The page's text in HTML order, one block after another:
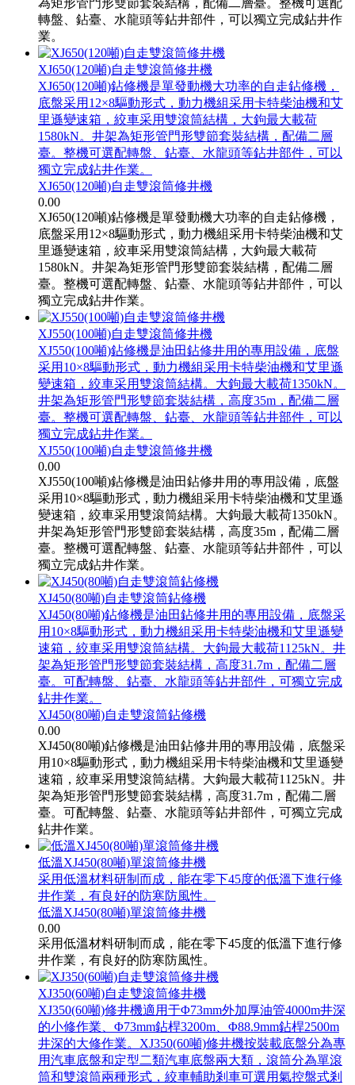
轉盤、鉆臺、水龍頭等鉆井部件，可以獨立完成鉆井作
業。
XJ650(120噸)自走雙滾筒修井機
XJ650(120噸)鉆修機是單發動機大功率的自走鉆修機，
底盤采用12×8驅動形式，動力機組采用卡特柴油機和艾
里遜變速箱，絞車采用雙滾筒結構，大鉤最大載荷
1580kN。井架為矩形管門形雙節套裝結構，配備二層
臺。整機可選配轉盤、鉆臺、水龍頭等鉆井部件，可以
獨立完成鉆井作業。
XJ650(120噸)自走雙滾筒修井機
0.00
XJ650(120噸)鉆修機是單發動機大功率的自走鉆修機，
底盤采用12×8驅動形式，動力機組采用卡特柴油機和艾
里遜變速箱，絞車采用雙滾筒結構，大鉤最大載荷
1580kN。井架為矩形管門形雙節套裝結構，配備二層
臺。整機可選配轉盤、鉆臺、水龍頭等鉆井部件，可以
獨立完成鉆井作業。
XJ550(100噸)自走雙滾筒修井機
XJ550(100噸)鉆修機是油田鉆修井用的專用設備，底盤
采用10×8驅動形式，動力機組采用卡特柴油機和艾里遜
變速箱，絞車采用雙滾筒結構。大鉤最大載荷1350kN。
井架為矩形管門形雙節套裝結構，高度35m，配備二層
臺。整機可選配轉盤、鉆臺、水龍頭等鉆井部件，可以
獨立完成鉆井作業。
XJ550(100噸)自走雙滾筒修井機
0.00
XJ550(100噸)鉆修機是油田鉆修井用的專用設備，底盤
采用10×8驅動形式，動力機組采用卡特柴油機和艾里遜
變速箱，絞車采用雙滾筒結構。大鉤最大載荷1350kN。
井架為矩形管門形雙節套裝結構，高度35m，配備二層
臺。整機可選配轉盤、鉆臺、水龍頭等鉆井部件，可以
獨立完成鉆井作業。
XJ450(80噸)自走雙滾筒鉆修機
XJ450(80噸)鉆修機是油田鉆修井用的專用設備，底盤采
用10×8驅動形式，動力機組采用卡特柴油機和艾里遜變
速箱，絞車采用雙滾筒結構。大鉤最大載荷1125kN。井
架為矩形管門形雙節套裝結構，高度31.7m，配備二層
臺。可配轉盤、鉆臺、水龍頭等鉆井部件，可獨立完成
鉆井作業。
XJ450(80噸)自走雙滾筒鉆修機
0.00
XJ450(80噸)鉆修機是油田鉆修井用的專用設備，底盤采
用10×8驅動形式，動力機組采用卡特柴油機和艾里遜變
速箱，絞車采用雙滾筒結構。大鉤最大載荷1125kN。井
架為矩形管門形雙節套裝結構，高度31.7m，配備二層
臺。可配轉盤、鉆臺、水龍頭等鉆井部件，可獨立完成
鉆井作業。
低溫XJ450(80噸)單滾筒修井機
采用低溫材料研制而成，能在零下45度的低溫下進行修
井作業，有良好的防寒防風性。
低溫XJ450(80噸)單滾筒修井機
0.00
采用低溫材料研制而成，能在零下45度的低溫下進行修
井作業，有良好的防寒防風性。
XJ350(60噸)自走雙滾筒修井機
XJ350(60噸)修井機適用于Φ73mm外加厚油管4000m井深
的小修作業、Φ73mm鉆桿3200m、Φ88.9mm鉆桿2500m
井深的大修作業。XJ350(60噸)修井機按裝載底盤分為專
用汽車底盤和定型二類汽車底盤兩大類，滾筒分為單滾
筒和雙滾筒兩種形式，絞車輔助剎車可選用氣控盤式剎